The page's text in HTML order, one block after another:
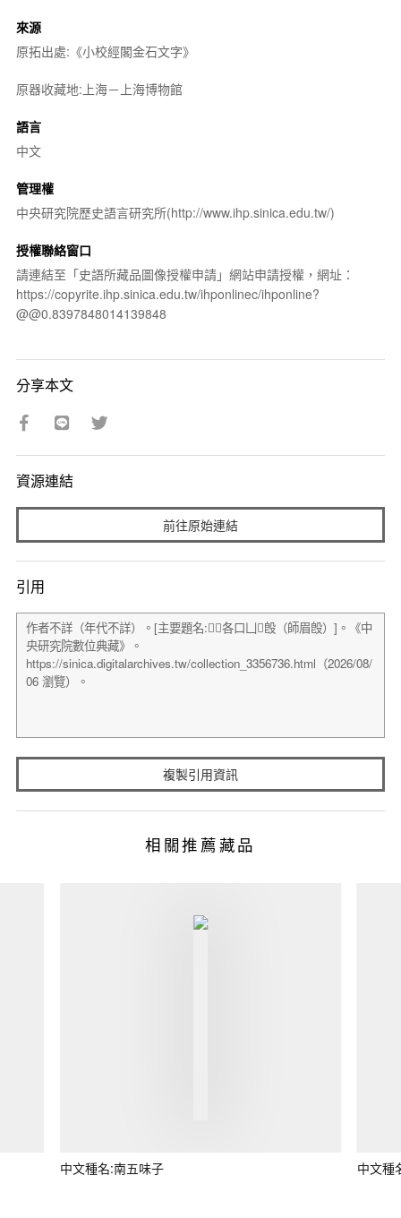
來源
原拓出處:《小校經閣金石文字》
原器收藏地:上海－上海博物館
語言
中文
管理權
中央研究院歷史語言研究所(http://www.ihp.sinica.edu.tw/)
授權聯絡窗口
請連結至「史語所藏品圖像授權申請」網站申請授權，網址：
https://copyrite.ihp.sinica.edu.tw/ihponlinec/ihponline?
@@0.8397848014139848
分享本文
資源連結
前往原始連結
引用
複製引用資訊
相關推薦藏品
中文種名:南五味子 中文種